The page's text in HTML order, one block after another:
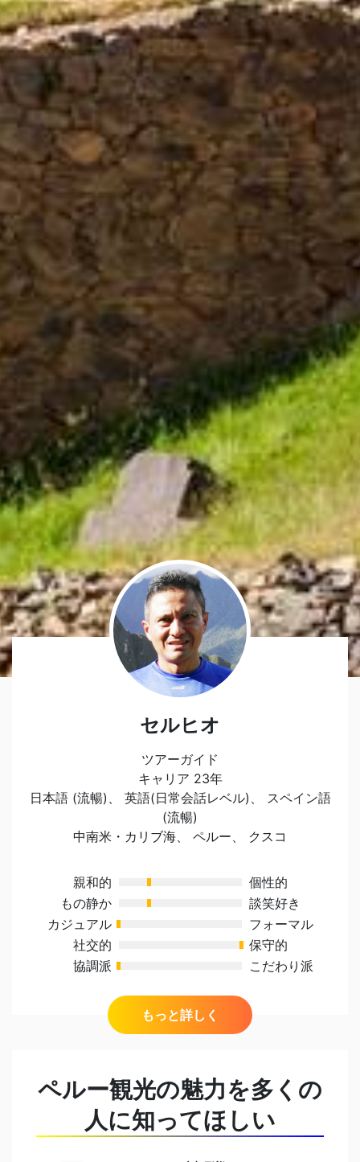
セルヒオ
ツアーガイド
キャリア 23年
日本語 (流暢)、 英語(日常会話レベル)、 スペイン語
(流暢)
中南米・カリブ海、 ペルー、 クスコ
親和的
個性的
もの静か
談笑好き
カジュアル
フォーマル
社交的
保守的
協調派
こだわり派
ペルー、リマ
日本在住経験
ペルー観光の魅力を多くの
人に知ってほしい